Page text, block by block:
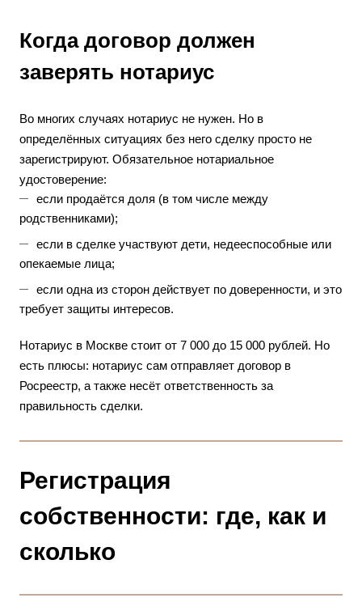
Когда договор должен
заверять нотариус
Во многих случаях нотариус не нужен. Но в
определённых ситуациях без него сделку просто не
зарегистрируют. Обязательное нотариальное
удостоверение:
если продаётся доля (в том числе между
родственниками);
если в сделке участвуют дети, недееспособные или
опекаемые лица;
если одна из сторон действует по доверенности, и это
требует защиты интересов.
Нотариус в Москве стоит от 7 000 до 15 000 рублей. Но
есть плюсы: нотариус сам отправляет договор в
Росреестр, а также несёт ответственность за
правильность сделки.
Регистрация
собственности: где, как и
сколько